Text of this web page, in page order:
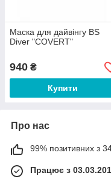
Маска для дайвінгу BS
Diver "COVERT"
940 ₴
Купити
Про нас
99% позитивних з
Працює з